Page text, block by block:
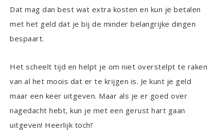
Dat mag dan best wat extra kosten en kun je betalen
met het geld dat je bij de minder belangrijke dingen
bespaart.
Het scheelt tijd en helpt je om niet overstelpt te raken
van al het moois dat er te krijgen is. Je kunt je geld
maar een keer uitgeven. Maar als je er goed over
nagedacht hebt, kun je met een gerust hart gaan
uitgeven! Heerlijk toch!’